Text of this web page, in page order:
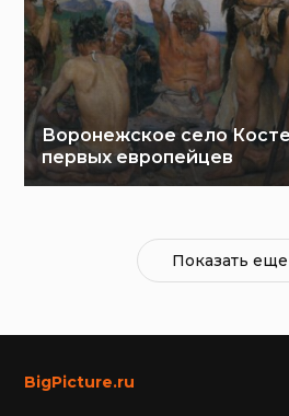
Воронежское село
первых европейцев
Показать еще
BigPicture.ru